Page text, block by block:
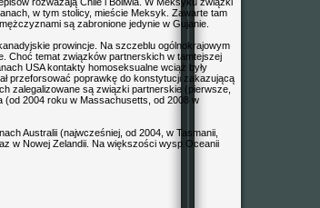
rozważają Chile i Boliwia. W Meksyku związki
w tym stolicy, mieście Meksyk. Zawarte tam
są zabronione jedynie w Gujanie.
prowincje. Na szczeblu ogólnokrajowym
Choć temat związków partnerskich w tamtejszej
USA kontakty homoseksualne wciąż były
przeforsować poprawkę do konstytucji zakazującą
zalegalizowane są związki partnerskie (pierwsze,
(od 2004 roku w Massachusetts, od 2008 w
Australii (najwcześniej, od 2004, w Tasmanii,
w Nowej Zelandii. Na większości wysp Oceanii